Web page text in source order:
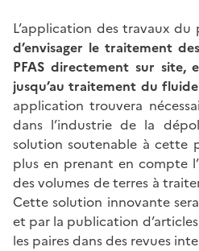
L’application des travaux du
d’envisager le traitement
PFAS directement sur site,
jusqu’au traitement du
application trouvera
dans l’industrie de la
solution soutenable à cette
plus en prenant en compte
des volumes de terres à
Cette solution innovante
et par la publication
les paires dans des revues